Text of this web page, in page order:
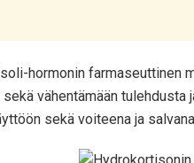
hormonin farmaseuttinen
vähentämään
sekä voiteena ja